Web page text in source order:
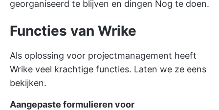
georganiseerd te blijven en dingen Nog te doen.
Functies van Wrike
Als oplossing voor projectmanagement heeft
Wrike veel krachtige functies. Laten we ze eens
bekijken.
Aangepaste formulieren voor